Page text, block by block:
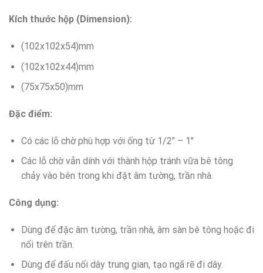
Kích thước hộp (Dimension):
(102x102x54)mm
(102x102x44)mm
(75x75x50)mm
Đặc điểm:
Có các lỗ chờ phù hợp với ống từ 1/2″ – 1″
Các lỗ chờ vẫn dính với thành hộp tránh vữa bê tông
chảy vào bên trong khi đặt âm tường, trần nhà.
Công dụng:
Dùng để đặc âm tường, trần nhà, âm sàn bê tông hoặc đi
nổi trên trần.
Dùng để đấu nối dây trung gian, tạo ngã rẽ đi dây.